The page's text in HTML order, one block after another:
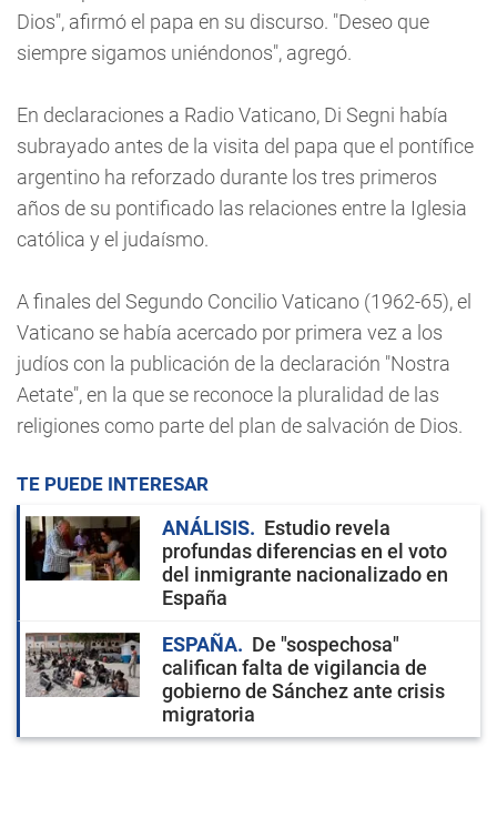
Dios", afirmó el papa en su discurso. "Deseo que
siempre sigamos uniéndonos", agregó.
En declaraciones a Radio Vaticano, Di Segni había
subrayado antes de la visita del papa que el pontífice
argentino ha reforzado durante los tres primeros
años de su pontificado las relaciones entre la Iglesia
católica y el judaísmo.
A finales del Segundo Concilio Vaticano (1962-65), el
Vaticano se había acercado por primera vez a los
judíos con la publicación de la declaración "Nostra
Aetate", en la que se reconoce la pluralidad de las
religiones como parte del plan de salvación de Dios.
TE PUEDE INTERESAR
ANÁLISIS
Estudio revela
profundas diferencias en el voto
del inmigrante nacionalizado en
España
ESPAÑA
De "sospechosa"
califican falta de vigilancia de
gobierno de Sánchez ante crisis
migratoria